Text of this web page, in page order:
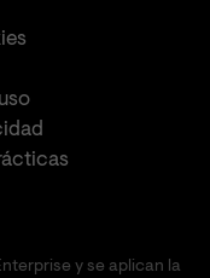
y se aplican la